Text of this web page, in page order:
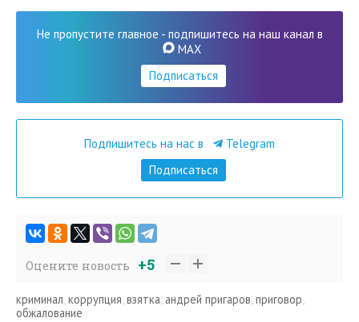
Не пропустите главное - подпишитесь на наш канал в
MAX
Подписаться
Подпишитесь на нас в
Telegram
Подписаться
Оцените новость +5
криминал,коррупция,взятка, андрей пригаров,приговор,
обжалование